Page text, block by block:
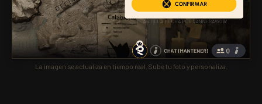
La imagen se actualiza en tiempo real. Sube tu foto y personaliza.